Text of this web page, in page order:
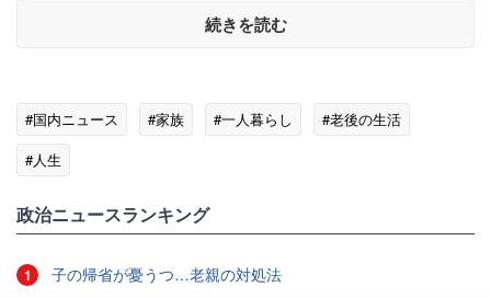
続きを読む
#国内ニュース #家族 #一人暮らし
#老後の生活
#人生
政治ニュースランキング
1 子の帰省が憂うつ…老親の対処法